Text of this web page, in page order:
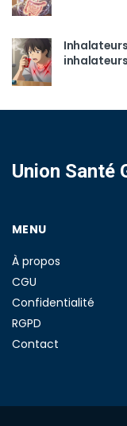
Union Santé
MENU
À propos
CGU
Confidentialité
RGPD
Contact